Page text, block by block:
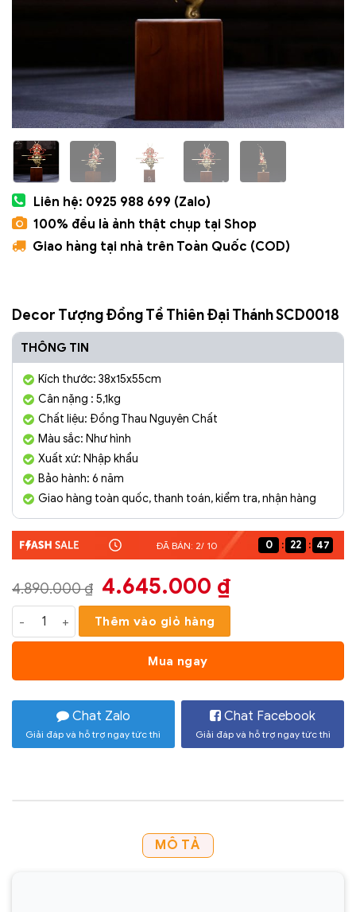
Liên hệ: 0925 988 699 (Zalo)
100% đều là ảnh thật chụp tại Shop
Giao hàng tại nhà trên Toàn Quốc (COD)
Decor Tượng Đồng Tề Thiên Đại Thánh SCD0018
THÔNG TIN
Kích thước: 38x15x55cm
Cân nặng : 5,1kg
Chất liệu: Đồng Thau Nguyên Chất
Màu sắc: Như hình
Xuất xứ: Nhập khẩu
Bảo hành: 6 năm
Giao hàng toàn quốc, thanh toán, kiểm tra, nhận hàng
ĐÃ BÁN: 2/ 10 0 22 46
4.890.000₫ Giá
gốc
là:
4.890.000 ₫.
4.645.000 ₫Giá
hiện
tại
4.645.000
Decor Tượng Đồng Tề Thiên Đại Thánh SCD0018 số lượng
Thêm vào giỏ hàng
Mua ngay
Chat Zalo
Giải đáp và hỗ trợ ngay tức thì
Chat Facebook
Giải đáp và hỗ trợ ngay tức thì
MÔ TẢ